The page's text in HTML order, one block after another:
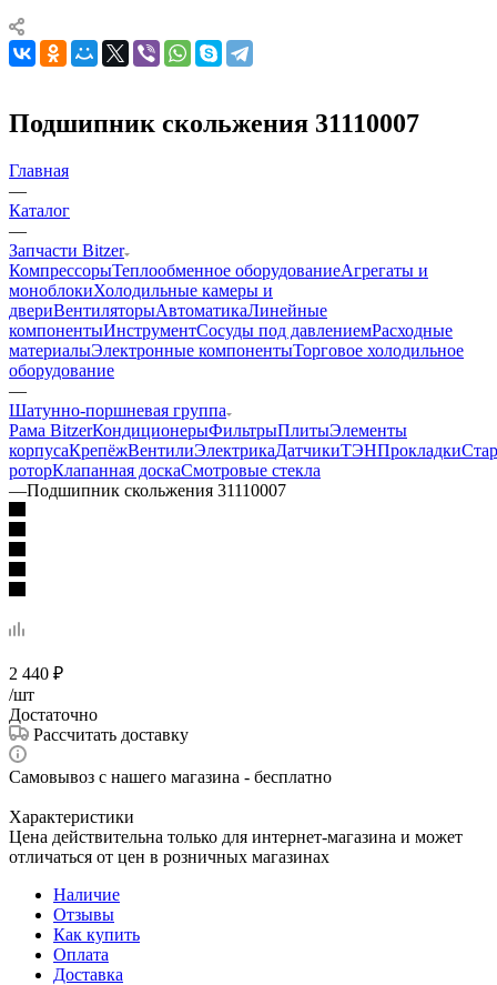
Подшипник скольжения 31110007
Главная
—
Каталог
—
Запчасти Bitzer
КомпрессорыТеплообменное оборудованиеАгрегаты и
моноблокиХолодильные камеры и
двериВентиляторыАвтоматикаЛинейные
компонентыИнструментСосуды под давлениемРасходные
материалыЭлектронные компонентыТорговое холодильное
оборудование
—
Шатунно-поршневая группа
Рама BitzerКондиционерыФильтрыПлитыЭлементы
корпусаКрепёжВентилиЭлектрикаДатчикиТЭНПрокладки
роторКлапанная доскаСмотровые стекла
—Подшипник скольжения 31110007
2 440 ₽
/шт
Достаточно
Рассчитать доставку
Самовывоз с нашего магазина - бесплатно
Характеристики
Цена действительна только для интернет-магазина и может
отличаться от цен в розничных магазинах
Наличие
Отзывы
Как купить
Оплата
Доставка